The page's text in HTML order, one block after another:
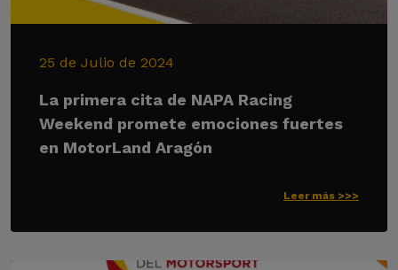
25 de Julio de 2024
La primera cita de NAPA Racing
Weekend promete emociones fuertes
en MotorLand Aragón
Leer más >>>